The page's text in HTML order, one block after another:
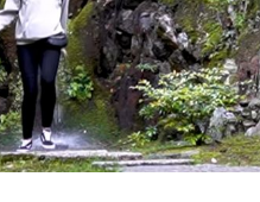
petit budget